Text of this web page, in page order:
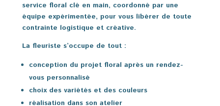
service floral clé en main, coordonné par une
équipe expérimentée, pour vous libérer de toute
contrainte logistique et créative.
La fleuriste s’occupe de tout :
conception du projet floral après un rendez-
vous personnalisé
choix des variétés et des couleurs
réalisation dans son atelier